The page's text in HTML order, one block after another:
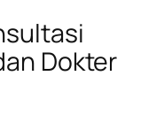
Dokter